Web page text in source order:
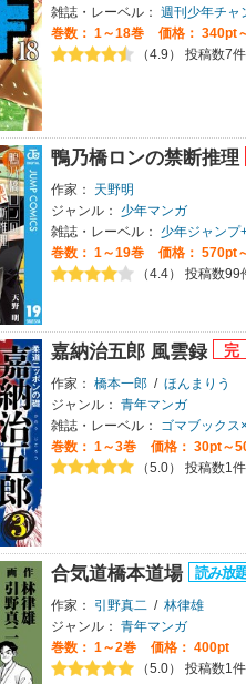
雑誌・レーベル： 週刊少年チャ
巻数： 1～18巻
価格： 340pt
（4.9） 投稿数7件
鴨乃橋ロンの禁断推理
作家：
天野明
ジャンル：
少年マンガ
雑誌・レーベル：
少年ジャンプ
巻数： 1～19巻
価格： 570pt
（4.4） 投稿数99
嘉納治五郎 風雲録
作家： 橋本一郎 / ほんまりう
ジャンル： 青年マンガ
雑誌・レーベル：
ゴマブックス
巻数： 1～3巻
価格： 30pt～
（5.0） 投稿数1件
合気道橋本道場
作家： 引野真二 / 林律雄
ジャンル： 青年マンガ
巻数： 1～2巻
価格： 400pt
（5.0） 投稿数1件